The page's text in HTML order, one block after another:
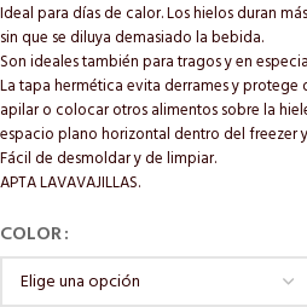
Ideal para días de calor. Los hielos duran
sin que se diluya demasiado la bebida.
Son ideales también para tragos y en
La tapa hermética evita derrames y protege
apilar o colocar otros alimentos sobre la
espacio plano horizontal dentro del freezer
Fácil de desmoldar y de limpiar.
APTA LAVAVAJILLAS.
COLOR